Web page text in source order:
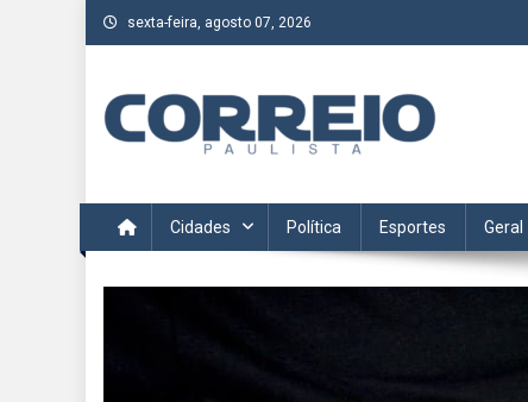
Skip
to
sexta-feira, agosto 07, 2026
Acompanhe as últimas notícias da região no Correio
Cidades Política Esportes Geral